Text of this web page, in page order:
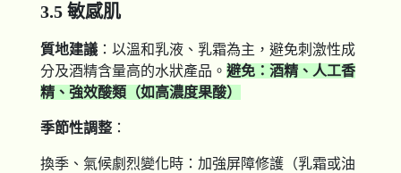
3.5 敏感肌
質地建議 ：以溫和乳液、乳霜為主，避免刺激性成
分及酒精含量高的水狀產品。 避免：酒精、人工香
精、強效酸類（如高濃度果酸）
季節性調整 ：
換季、氣候劇烈變化時：加強屏障修護（乳霜或油